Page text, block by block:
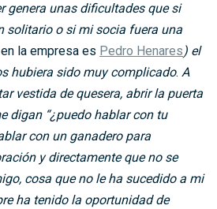
genera unas dificultades que si
solitario o si mi socia fuera una
la empresa es Pedro Henares) el
hubiera sido muy complicado. A
vestida de quesera, abrir la puerta
digan “¿puedo hablar con tu
con un ganadero para
y directamente que no se
cosa que no le ha sucedido a mi
ha tenido la oportunidad de